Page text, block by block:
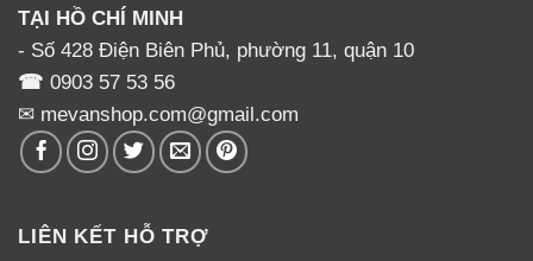
TẠI HỒ CHÍ MINH
- Số 428 Điện Biên Phủ, phường 11, quận 10
☎ 0903 57 53 56
✉ mevanshop.com@gmail.com
LIÊN KẾT HỖ TRỢ